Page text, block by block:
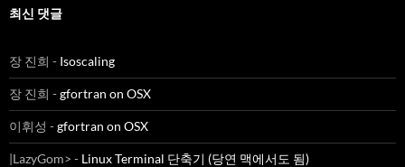
최신 댓글
장 진희 - Isoscaling
장 진희 -gfortran on OSX
이휘성 -gfortran on OSX
|LazyGom> - Linux Terminal 단축기 (당연 맥에서도 됨)